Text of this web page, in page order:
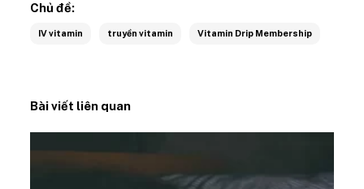
Chủ đề:
IV vitamin truyền vitamin Vitamin Drip Membership
Bài viết liên quan